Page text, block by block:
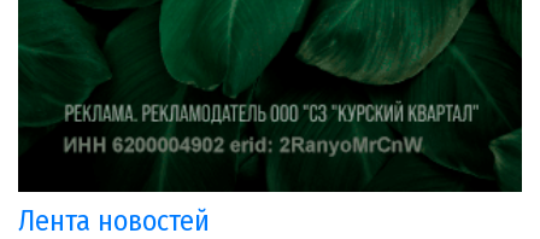
Лента новостей